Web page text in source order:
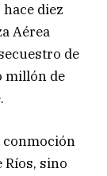
diez
Aérea
de
millón de
conmoción
sino